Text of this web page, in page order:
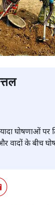
घोषणाओं पर
के बीच